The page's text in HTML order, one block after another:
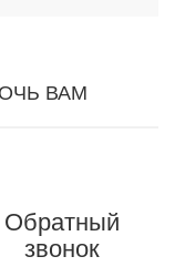
ВАМ
Обратный
звонок